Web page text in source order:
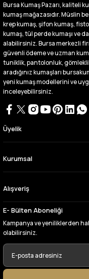
Buradan ikinci alışverişim
memnun kaldım teşekkürler.
Büşra Singeç | 02/07/2026
Bursa kumaş pazarından
aldım videoda anlatılıp
çıktı. bu zamana kadar sorun
uygun fiyatlarından ve
tercih ettiğim kumaşçi
D... Ç... | 27/06/2026
Çok memnun kaldım,teşekkürler
Bursa Kumaş Pazarı, kaliteli
kumaş mağazasıdır. Müslin
krep kumaş, şifon kumaş,
kumaş, tül perde kumaşı ve
alabilirsiniz. Bursa merkezli
güvenli ödeme ve uzman
tuniklik, pantolonluk,
aradığınız kumaşları
yeni kumaş modellerini ve
inceleyebilirsiniz.
Üyelik
Kurumsal
Alışveriş
E- Bülten Aboneliği
Kampanya ve yeniliklerden
olabilirsiniz.